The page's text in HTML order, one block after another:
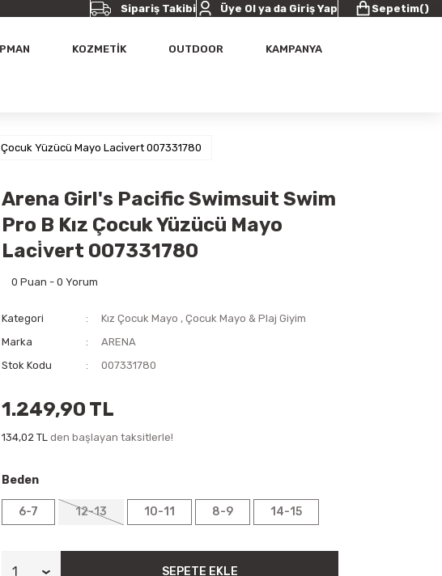
Sipariş Takibi Üye Ol ya da Giriş Yap Sepetim()
KOZMETİK OUTDOOR KAMPANYA
Yüzücü Mayo Laci̇vert 007331780
Arena Girl's Pacific Swimsuit Swim
Pro B Kız Çocuk Yüzücü Mayo
Laci̇vert 007331780
0 Puan - 0 Yorum
Kategori Kız Çocuk Mayo , Çocuk Mayo & Plaj Giyim
Marka
ARENA
Stok Kodu
007331780
1.249,90 TL
134,02 TL den başlayan taksitlerle!
Beden
6-7 12-13 10-11 8-9 14-15
SEPETE EKLE